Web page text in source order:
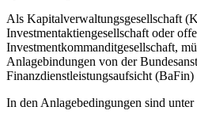
Als Kapitalverwaltungsgesellschaft
Investmentaktiengesellschaft oder
Investmentkommanditgesellschaft,
Anlagebindungen von der
Finanzdienstleistungsaufsicht (BaFin)
In den Anlagebedingungen sind unter